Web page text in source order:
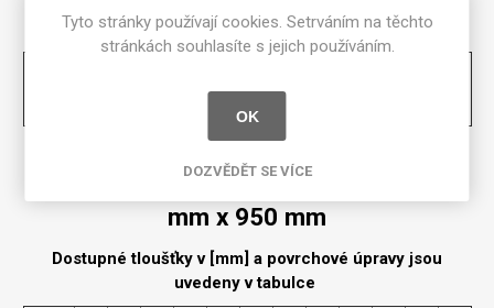
uvedeny v tabulce
6 8 10
Kompakt Caribbean o rozměrech 2150
mm x 950 mm
Dostupné tloušťky v [mm] a povrchové úpravy jsou
uvedeny v tabulce
Tyto stránky používají cookies. Setrváním na těchto
stránkách souhlasíte s jejich používáním.
OK
DOZVĚDĚT SE VÍCE